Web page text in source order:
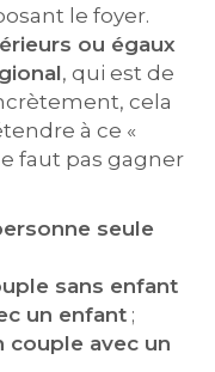
le foyer.
ou égaux
, qui est de
cela
à ce «
faut pas gagner
seule
sans enfant
un enfant ;
couple avec un